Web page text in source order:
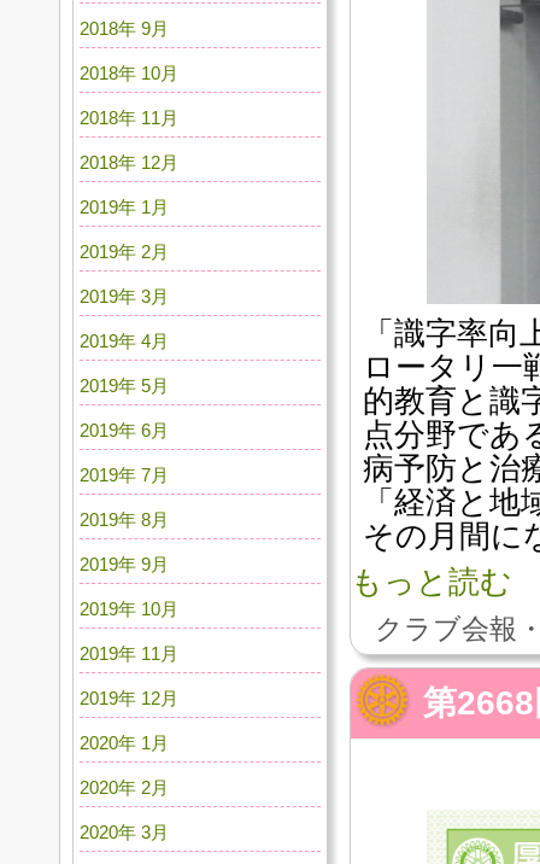
「識字率
ロータリ一
的教育と識
点分野であ
病予防と治
「経済と
その月間に
もっと読む
クラブ会報
第
2018年 9月
2018年 10月
2018年 11月
2018年 12月
2019年 1月
2019年 2月
2019年 3月
2019年 4月
2019年 5月
2019年 6月
2019年 7月
2019年 8月
2019年 9月
2019年 10月
2019年 11月
2019年 12月
2020年 1月
2020年 2月
2020年 3月